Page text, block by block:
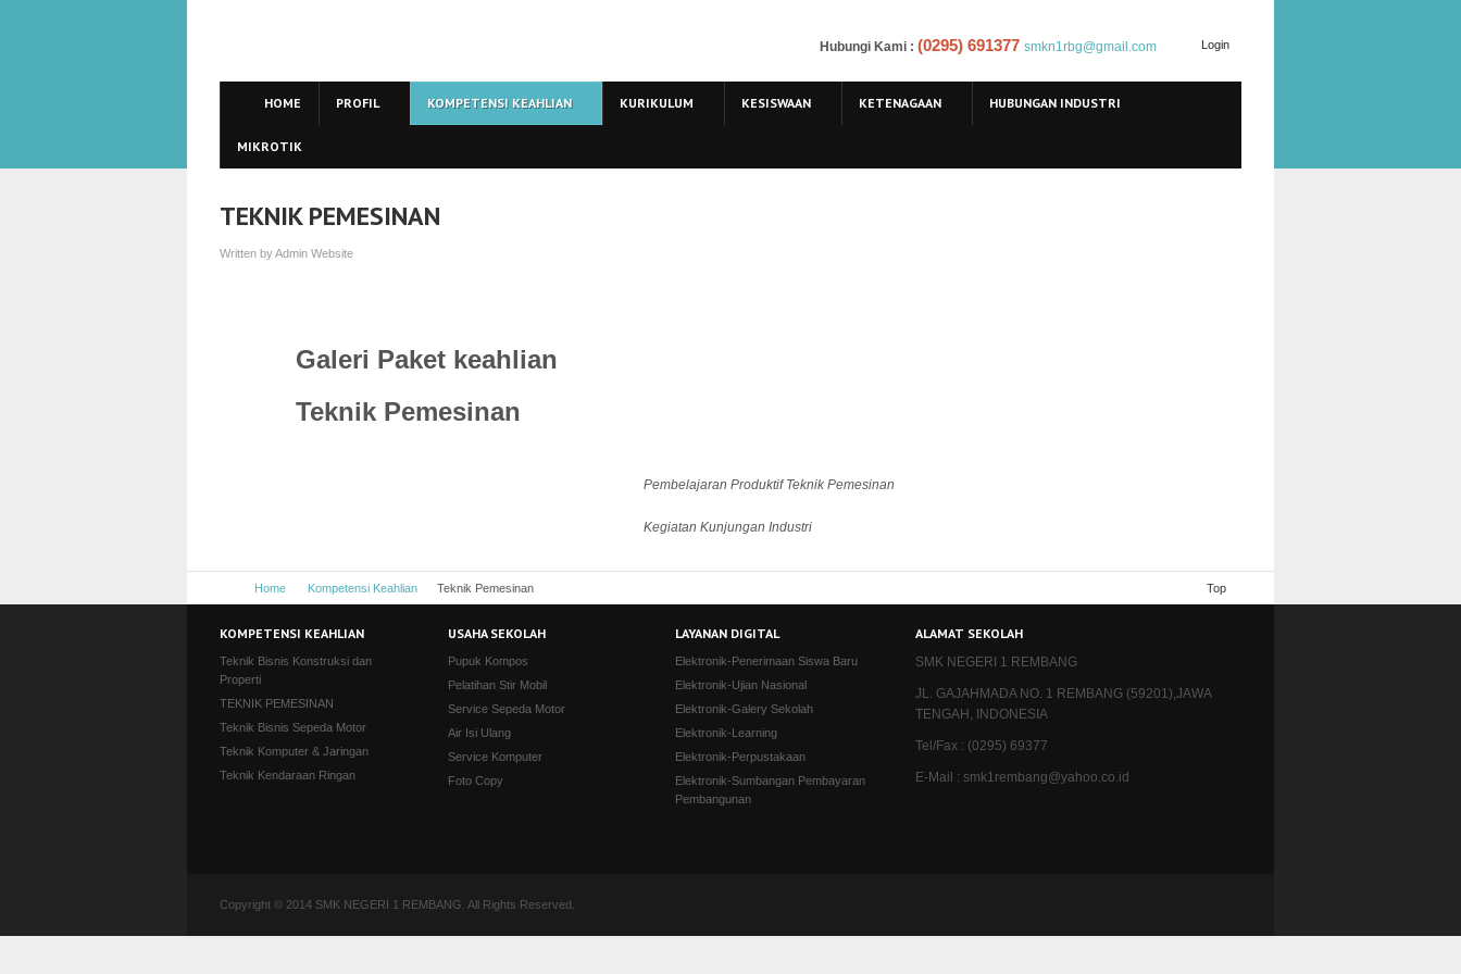
Login
Hubungi Kami : (0295) 691377 smkn1rbg@gmail.com
HOME PROFIL KOMPETENSI KEAHLIAN KURIKULUM KESISWAAN KETENAGAAN HUBUNGAN INDUSTRI
MIKROTIK
TEKNIK PEMESINAN
Written byAdmin Website
Galeri Paket keahlian
Teknik Pemesinan
Pembelajaran Produktif Teknik Pemesinan
Kegiatan Kunjungan Industri
Home Kompetensi Keahlian Teknik Pemesinan Top
KOMPETENSI KEAHLIAN
Teknik Bisnis Konstruksi dan
Properti
TEKNIK PEMESINAN
Teknik Bisnis Sepeda Motor
Teknik Komputer & Jaringan
Teknik Kendaraan Ringan
USAHA SEKOLAH
Pupuk Kompos
Pelatihan Stir Mobil
Service Sepeda Motor
Air Isi Ulang
Service Komputer
Foto Copy
LAYANAN DIGITAL
Elektronik-Penerimaan Siswa Baru
Elektronik-Ujian Nasional
Elektronik-Galery Sekolah
Elektronik-Learning
Elektronik-Perpustakaan
Elektronik-Sumbangan Pembayaran
Pembangunan
ALAMAT SEKOLAH
SMK NEGERI 1 REMBANG
JL. GAJAHMADA NO. 1 REMBANG (59201),JAWA
TENGAH, INDONESIA
Tel/Fax : (0295) 69377
E-Mail : smk1rembang@yahoo.co.id
Copyright © 2014 SMK NEGERI 1 REMBANG. All Rights Reserved.